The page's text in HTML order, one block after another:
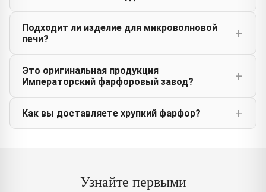
Подходит ли изделие для микроволновой
печи?
Это оригинальная продукция
Императорский фарфоровый завод?
Как вы доставляете хрупкий фарфор?
Узнайте первыми